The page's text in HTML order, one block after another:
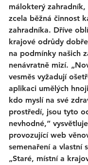
málokterý
zcela běžná činnost
zahradníka. Dříve
krajové odrůdy
na podmínky našich
nenávratně mizí.
vesměs vyžadují
aplikaci umělých
kdo myslí na své
prostředí, jsou tyto
nevhodné,“
provozující web
semenaření a vlastní
„Staré, místní a